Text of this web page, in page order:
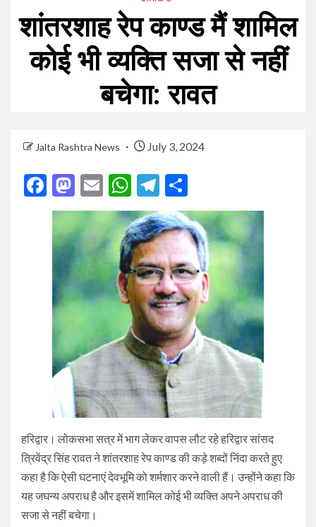
शांतरशाह रेप काण्ड मैं शामिल
कोई भी व्यक्ति सजा से नहीं
बचेगा: रावत
Jalta Rashtra News July 3, 2024
Facebook
Mastodon
EmailWhatsApp
Telegram
हरिद्वार। लोकसभा सत्र में भाग लेकर वापस लौट रहे हरिद्वार सांसद
त्रिवेंद्र सिंह रावत ने शांतरशाह रेप काण्ड की कड़े शब्दों निंदा करते हुए
कहा है कि ऐसी घटनाएं देवभूमि को शर्मशार करने वाली हैं। उन्होंने कहा कि
यह जघन्य अपराध है और इसमें शामिल कोई भी व्यक्ति अपने अपराध की
सजा से नहीं बचेगा।